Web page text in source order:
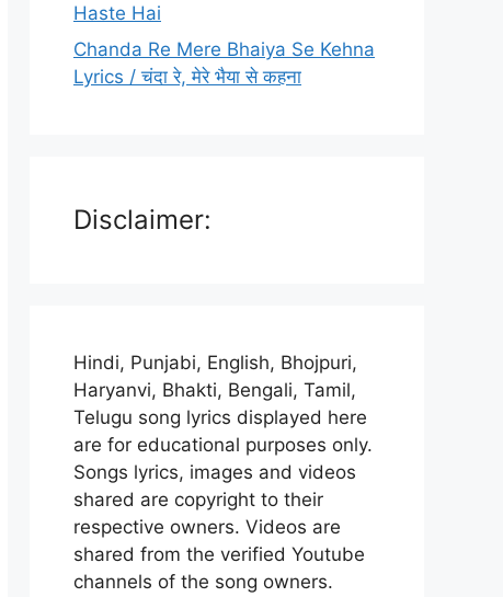
Haste Hai
Chanda Re Mere Bhaiya Se Kehna
Lyrics / चंदा रे, मेरे भैया से कहना
Disclaimer:
Hindi, Punjabi, English, Bhojpuri,
Haryanvi, Bhakti, Bengali, Tamil,
Telugu song lyrics displayed here
are for educational purposes only.
Songs lyrics, images and videos
shared are copyright to their
respective owners. Videos are
shared from the verified Youtube
channels of the song owners.